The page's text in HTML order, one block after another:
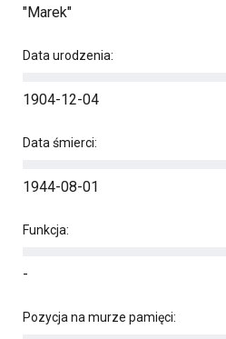
"Marek"
Data urodzenia:
1904-12-04
Data śmierci:
1944-08-01
Funkcja:
-
Pozycja na murze pamięci: